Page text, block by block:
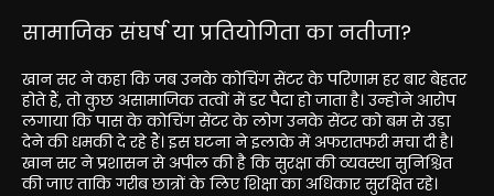
सामाजिक संघर्ष या प्रतियोगिता का नतीजा?
खान सर ने कहा कि जब उनके कोचिंग सेंटर के परिणाम हर बार बेहतर
होते हैं, तो कुछ असामाजिक तत्वों में डर पैदा हो जाता है। उन्होंने आरोप
लगाया कि पास के कोचिंग सेंटर के लोग उनके सेंटर को बम से उड़ा
देने की धमकी दे रहे हैं। इस घटना ने इलाके में अफरातफरी मचा दी है।
खान सर ने प्रशासन से अपील की है कि सुरक्षा की व्यवस्था सुनिश्चित
की जाए ताकि गरीब छात्रों के लिए शिक्षा का अधिकार सुरक्षित रहे।